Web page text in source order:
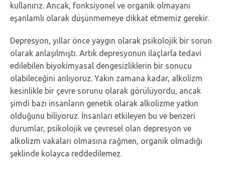
kullanırız. Ancak, fonksiyonel ve organik olmayanı
eşanlamlı olarak düşünmemeye dikkat etmemiz gerekir.
Depresyon, yıllar önce yaygın olarak psikolojik bir sorun
olarak anlaşılmıştı. Artık depresyonun ilaçlarla tedavi
edilebilen biyokimyasal dengesizliklerin bir sonucu
olabileceğini anlıyoruz. Yakın zamana kadar, alkolizm
kesinlikle bir çevre sorunu olarak görülüyordu, ancak
şimdi bazı insanların genetik olarak alkolizme yatkın
olduğunu biliyoruz. İnsanları etkileyen bu ve benzeri
durumlar, psikolojik ve çevresel olan depresyon ve
alkolizm vakaları olmasına rağmen, organik olmadığı
şeklinde kolayca reddedilemez.